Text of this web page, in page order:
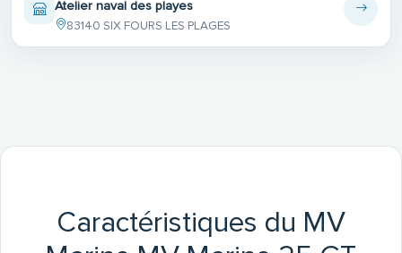
Atelier naval des playes
83140 SIX FOURS LES PLAGES
Caractéristiques du MV